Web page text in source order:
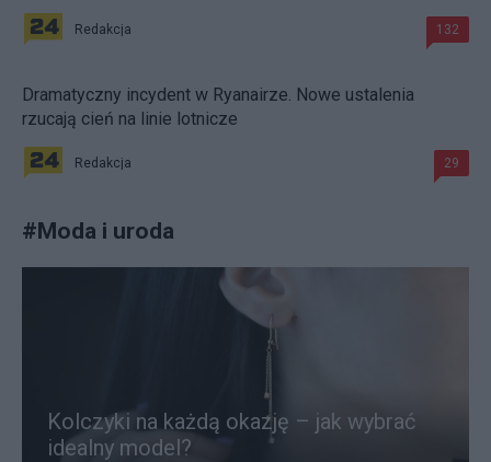
Redakcja 132
Dramatyczny incydent w Ryanairze. Nowe ustalenia
rzucają cień na linie lotnicze
Redakcja 29
#Moda i uroda
Kolczyki na każdą okazję – jak wybrać
idealny model?